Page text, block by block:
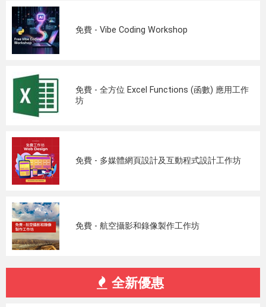
免費 - Vibe Coding Workshop
免費 - 全方位 Excel Functions (函數) 應用工作
坊
免費 - 多媒體網頁設計及互動程式設計工作坊
免費 - 航空攝影和錄像製作工作坊
全新優惠